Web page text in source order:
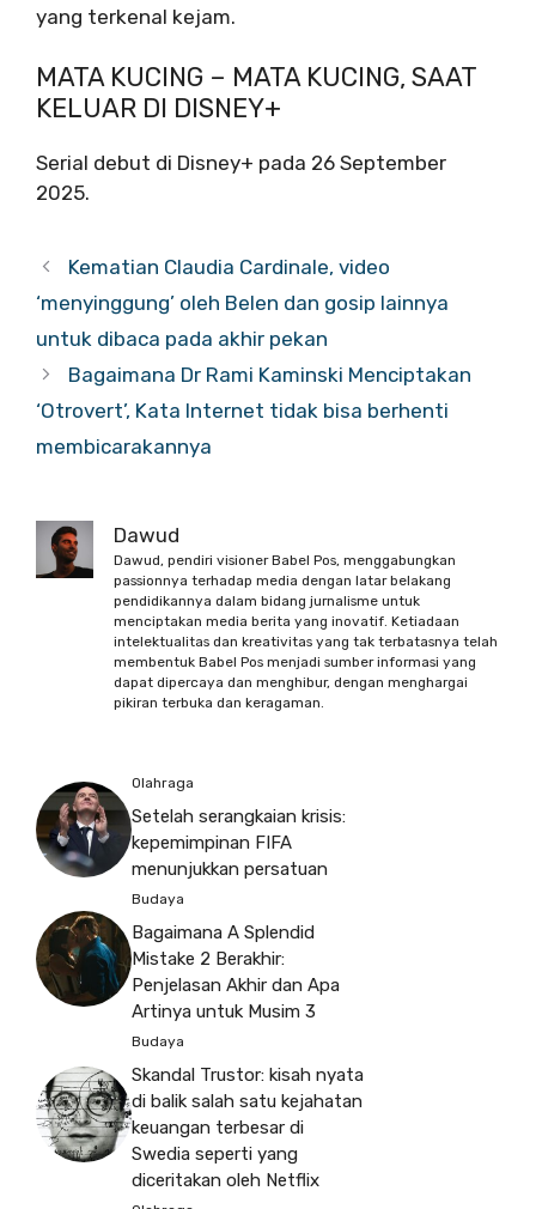
yang terkenal kejam.
MATA KUCING – MATA KUCING, SAAT
KELUAR DI DISNEY+
Serial debut di Disney+ pada 26 September
2025.
Kematian Claudia Cardinale, video
‘menyinggung’ oleh Belen dan gosip lainnya
untuk dibaca pada akhir pekan
Bagaimana Dr Rami Kaminski Menciptakan
‘Otrovert’, Kata Internet tidak bisa berhenti
membicarakannya
Dawud
Dawud, pendiri visioner Babel Pos, menggabungkan
passionnya terhadap media dengan latar belakang
pendidikannya dalam bidang jurnalisme untuk
menciptakan media berita yang inovatif. Ketiadaan
intelektualitas dan kreativitas yang tak terbatasnya telah
membentuk Babel Pos menjadi sumber informasi yang
dapat dipercaya dan menghibur, dengan menghargai
pikiran terbuka dan keragaman.
Olahraga
Setelah serangkaian krisis:
kepemimpinan FIFA
menunjukkan persatuan
Budaya
Bagaimana A Splendid
Mistake 2 Berakhir:
Penjelasan Akhir dan Apa
Artinya untuk Musim 3
Budaya
Skandal Trustor: kisah nyata
di balik salah satu kejahatan
keuangan terbesar di
Swedia seperti yang
diceritakan oleh Netflix